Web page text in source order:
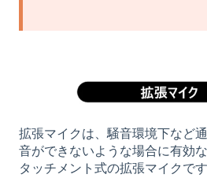
拡張マイクは、騒音環境下など
音ができないような場合に有効
タッチメント式の拡張マイクです